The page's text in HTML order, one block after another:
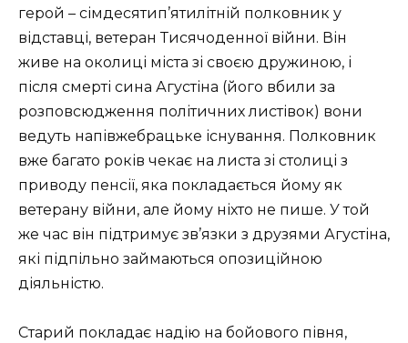
герой – сімдесятип’ятилітній полковник у
відставці, ветеран Тисячоденної війни. Він
живе на околиці міста зі своєю дружиною, і
після смерті сина Агустіна (його вбили за
розповсюдження політичних листівок) вони
ведуть напівжебрацьке існування. Полковник
вже багато років чекає на листа зі столиці з
приводу пенсії, яка покладається йому як
ветерану війни, але йому ніхто не пише. У той
же час він підтримує зв’язки з друзями Агустіна,
які підпільно займаються опозиційною
діяльністю.
Старий покладає надію на бойового півня,